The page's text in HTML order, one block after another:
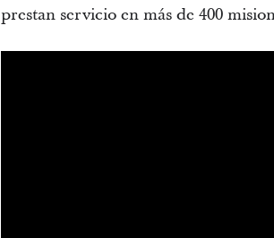
prestan servicio en más de 400